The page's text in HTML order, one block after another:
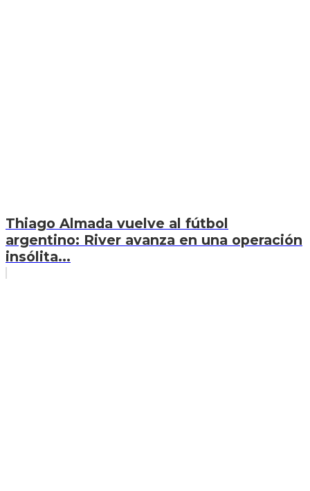
Thiago Almada vuelve al fútbol
argentino: River avanza en una operación
insólita...